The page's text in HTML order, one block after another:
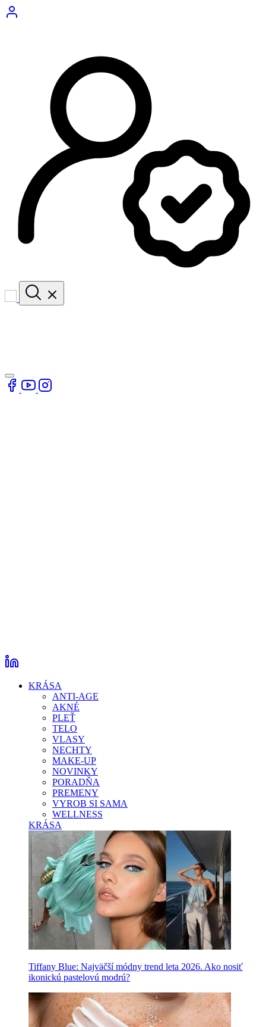
KRÁSA
ANTI-AGE
AKNÉ
PLEŤ
TELO
VLASY
NECHTY
MAKE-UP
NOVINKY
PORADŇA
PREMENY
VYROB SI SAMA
WELLNESS
KRÁSA
Tiffany Blue: Najväčší módny trend leta 2026. Ako nosiť
ikonickú pastelovú modrú?